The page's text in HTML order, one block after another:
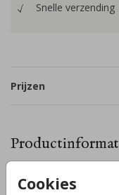
Cookies
Snelle verzending
Prijzen
Omschrijving